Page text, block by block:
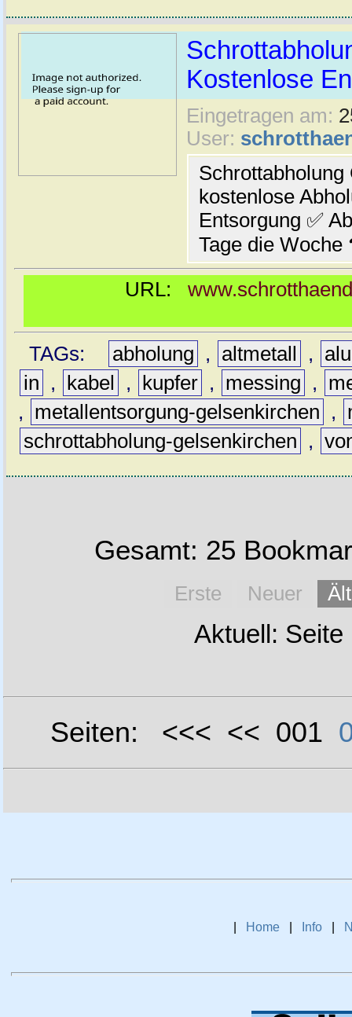
Kostenlose
Eingetragen am:
User:
Schrottabholung
kostenlose
Entsorgung ✅
Tage die
URL:
TAGs: abholung , altmetall ,
in
, kabel , kupfer , messing ,
,
metallentsorgung-gelsenkirchen ,
schrottabholung-gelsenkirchen
,
Gesamt: 25
Erste Neuer
Aktuell: Seite
Seiten: <<< << 001
Home Info